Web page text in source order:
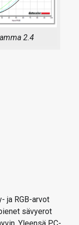
2.4
ja RGB-arvot
sävyerot